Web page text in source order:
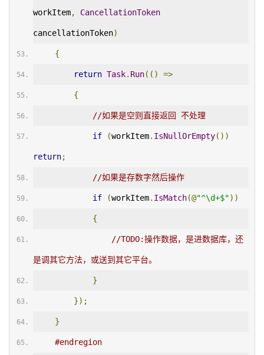
workItem, CancellationToken
cancellationToken)
{
return Task. Run(() =>
{
//如果是空则直接返回 不处理
if (workItem. IsNullOrEmpty())
return;
//如果是存数字然后操作
if (workItem. IsMatch(@"^\d+$"))
{
//TODO:操作数据，是进数据库，还
是调其它方法，或送到其它平台。
}
});
}
#endregion